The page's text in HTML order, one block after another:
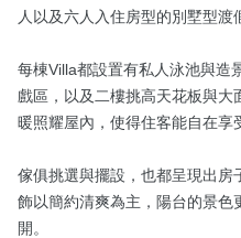
人以及六人入住房型的別墅型渡
每棟Villa都設置有私人泳池與造
戲區，以及二樓挑高天花板與
暖照耀屋內，使得住客能自在享
傢俱挑選與擺設，也都呈現出房
飾以簡約清爽為主，陽台的景
開。